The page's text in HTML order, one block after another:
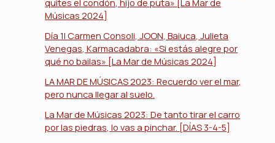
quites el condón, hijo de puta» [La Mar de
Músicas 2024]
Día 1| Carmen Consoli, JOON, Baiuca, Julieta
Venegas, Karmacadabra: «Si estás alegre por
qué no bailas» [La Mar de Músicas 2024]
LA MAR DE MÚSICAS 2023: Recuerdo ver el mar,
pero nunca llegar al suelo.
La Mar de Músicas 2023: De tanto tirar el carro
por las piedras, lo vas a pinchar. [DÍAS 3-4-5]